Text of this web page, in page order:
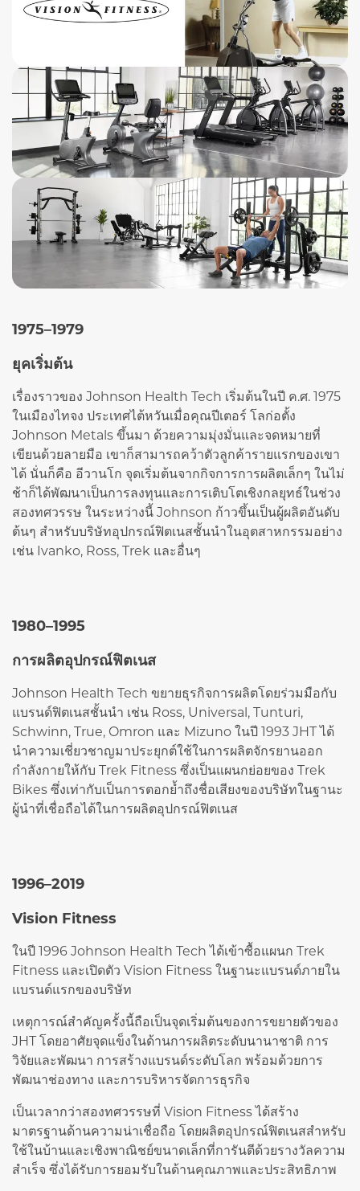
1975–1979
ยุคเริ่มต้น
เรื่องราวของ Johnson Health Tech เริ่มต้นในปี ค.ศ. 1975
ในเมืองไทจง ประเทศไต้หวันเมื่อคุณปีเตอร์ โลก่อตั้ง
Johnson Metals ขึ้นมา ด้วยความมุ่งมั่นและจดหมายที่
เขียนด้วยลายมือ เขาก็สามารถคว้าตัวลูกค้ารายแรกของเขา
ได้ นั่นก็คือ อีวานโก จุดเริ่มต้นจากกิจการการผลิตเล็กๆ ในไม่
ช้าก็ได้พัฒนาเป็นการลงทุนและการเติบโตเชิงกลยุทธ์ในช่วง
สองทศวรรษ ในระหว่างนี้ Johnson ก้าวขึ้นเป็นผู้ผลิตอันดับ
ต้นๆ สำหรับบริษัทอุปกรณ์ฟิตเนสชั้นนำในอุตสาหกรรมอย่าง
เช่น Ivanko, Ross, Trek และอื่นๆ
1980–1995
การผลิตอุปกรณ์ฟิตเนส
Johnson Health Tech ขยายธุรกิจการผลิตโดยร่วมมือกับ
แบรนด์ฟิตเนสชั้นนำ เช่น Ross, Universal, Tunturi,
Schwinn, True, Omron และ Mizuno ในปี 1993 JHT ได้
นำความเชี่ยวชาญมาประยุกต์ใช้ในการผลิตจักรยานออก
กำลังกายให้กับ Trek Fitness ซึ่งเป็นแผนกย่อยของ Trek
Bikes ซึ่งเท่ากับเป็นการตอกย้ำถึงชื่อเสียงของบริษัทในฐานะ
ผู้นำที่เชื่อถือได้ในการผลิตอุปกรณ์ฟิตเนส
1996–2019
Vision Fitness
ในปี 1996 Johnson Health Tech ได้เข้าซื้อแผนก Trek
Fitness และเปิดตัว Vision Fitness ในฐานะแบรนด์ภายใน
แบรนด์แรกของบริษัท
เหตุการณ์สำคัญครั้งนี้ถือเป็นจุดเริ่มต้นของการขยายตัวของ
JHT โดยอาศัยจุดแข็งในด้านการผลิตระดับนานาชาติ การ
วิจัยและพัฒนา การสร้างแบรนด์ระดับโลก พร้อมด้วยการ
พัฒนาช่องทาง และการบริหารจัดการธุรกิจ
เป็นเวลากว่าสองทศวรรษที่ Vision Fitness ได้สร้าง
มาตรฐานด้านความน่าเชื่อถือ โดยผลิตอุปกรณ์ฟิตเนสสำหรับ
ใช้ในบ้านและเชิงพาณิชย์ขนาดเล็กที่การันตีด้วยรางวัลความ
สำเร็จ ซึ่งได้รับการยอมรับในด้านคุณภาพและประสิทธิภาพ